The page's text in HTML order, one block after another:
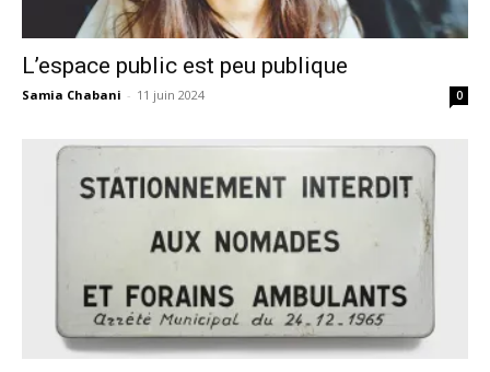
L’espace public est peu publique
Samia Chabani - 11 juin 2024 0